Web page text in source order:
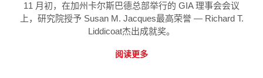
11 月初，在加州卡尔斯巴德总部举行的 GIA 理事会会议
上，研究院授予 Susan M. Jacques最高荣誉 — Richard T.
Liddicoat杰出成就奖。
阅读更多